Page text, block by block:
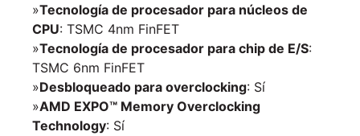
»Tecnología de procesador para núcleos de
CPU: TSMC 4nm FinFET
»Tecnología de procesador para chip de E/S:
TSMC 6nm FinFET
»Desbloqueado para overclocking: Sí
»AMD EXPO™ Memory Overclocking
Technology: Sí